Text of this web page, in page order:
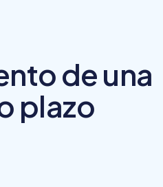
de una
plazo